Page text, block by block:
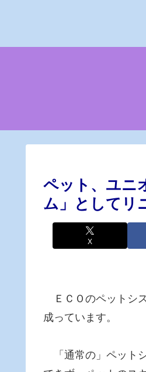
ペット、ユニ
ム」としてリ
X
ＥＣＯのペットシ
成っています。
「通常の」ペット